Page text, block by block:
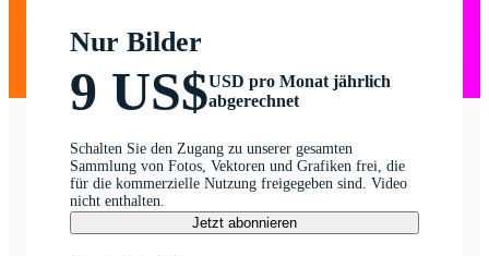
Nur Bilder
9 US$USD pro Monat jährlich
abgerechnet
Schalten Sie den Zugang zu unserer gesamten
Sammlung von Fotos, Vektoren und Grafiken frei, die
für die kommerzielle Nutzung freigegeben sind. Video
nicht enthalten.
Jetzt abonnieren